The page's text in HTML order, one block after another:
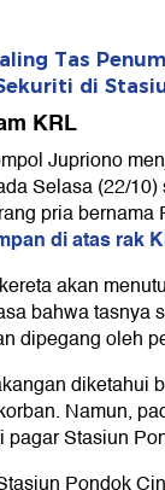
Tas
di
KRL
Jupriono
Selasa (22/
pria bernama
di atas rak
akan
bahwa tasnya
dipegang oleh
diketahui
Namun,
pagar Stasiun
Pondok